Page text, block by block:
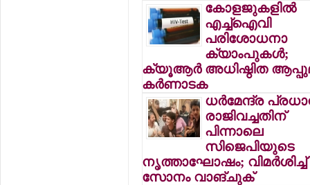
കോളജുകളില്‍
എച്ച്ഐവി
പരിശോധനാ
ക്യാംപുകള്‍;
ക്യൂആര്‍ അധിഷ്ഠിത
കര്‍ണാടക
ധര്‍മേന്ദ്ര
രാജിവച്ചതിന്
പിന്നാലെ
സിജെപിയുടെ
നൃത്താഘോഷം; വിമര്‍ശിച്ച്
സോനം വാങ്ചുക്